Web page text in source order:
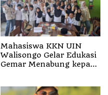
Mahasiswa KKN UIN
Walisongo Gelar Edukasi
Gemar Menabung kepada